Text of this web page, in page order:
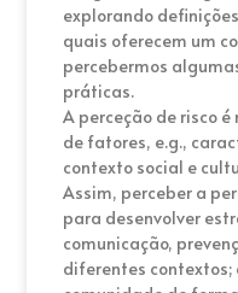
explorando
quais oferecem um
percebermos
práticas.
A perceção de risco
de fatores, e.g.,
contexto social e
Assim, perceber a
para desenvolver
comunicação,
diferentes contextos;